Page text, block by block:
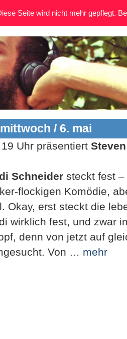
/ 6. mai
Uhr präsentiert Steven
Schneider steckt fest
flockigen Komödie,
Okay, erst steckt die
wirklich fest, und zwar
denn von jetzt auf
Von … mehr
Seite wird nicht mehr gepflegt.